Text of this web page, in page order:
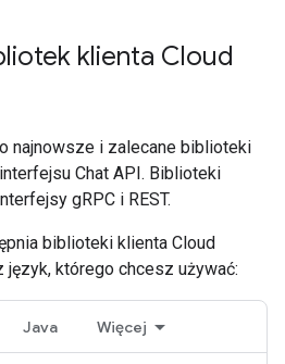
klienta Cloud
najnowsze i zalecane biblioteki
Chat API. Biblioteki
gRPC i REST.
biblioteki klienta Cloud
język, którego chcesz używać:
Java Więcej